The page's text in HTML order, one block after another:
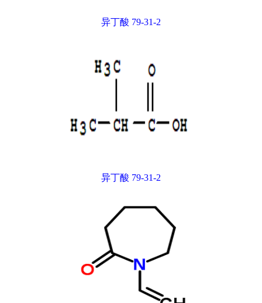
异丁酸 79-31-2
异丁酸 79-31-2